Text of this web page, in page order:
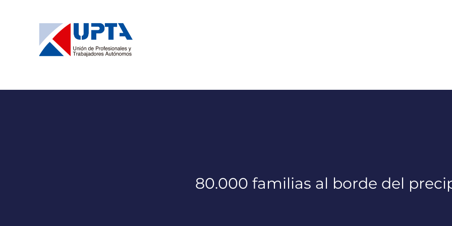
80.000 familias al borde del